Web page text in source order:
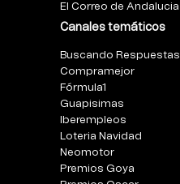
El Correo de Andalucia
Canales temáticos
Buscando Respuestas
Compramejor
Fórmula1
Guapisimas
Iberempleos
Loteria Navidad
Neomotor
Premios Goya